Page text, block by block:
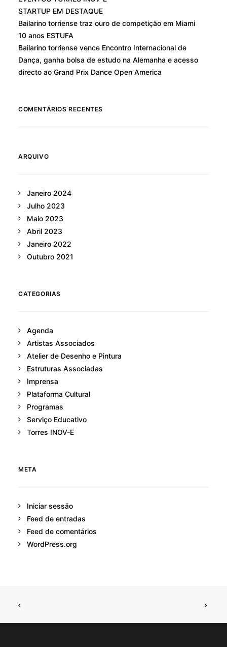
STARTUP EM DESTAQUE
Bailarino torriense traz ouro de competição em Miami
10 anos ESTUFA
Bailarino torriense vence Encontro Internacional de
Dança, ganha bolsa de estudo na Alemanha e acesso
directo ao Grand Prix Dance Open America
COMENTÁRIOS RECENTES
ARQUIVO
Janeiro 2024
Julho 2023
Maio 2023
Abril 2023
Janeiro 2022
Outubro 2021
CATEGORIAS
Agenda
Artistas Associados
Atelier de Desenho e Pintura
Estruturas Associadas
Imprensa
Plataforma Cultural
Programas
Serviço Educativo
Torres INOV-E
META
Iniciar sessão
Feed de entradas
Feed de comentários
WordPress.org